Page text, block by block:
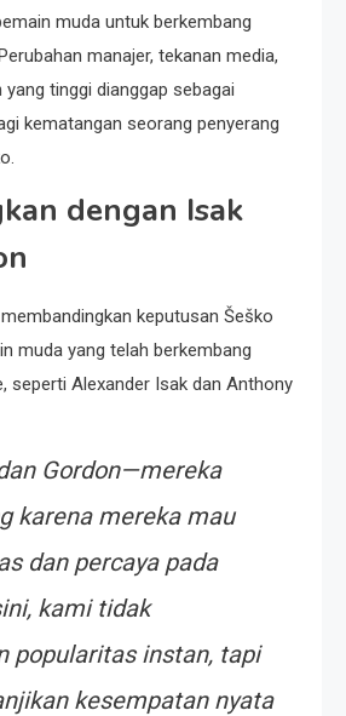
muda untuk berkembang
manajer, tekanan media,
tinggi dianggap sebagai
kematangan seorang penyerang
dengan Isak
keputusan Šeško
muda yang telah berkembang
seperti Alexander Isak dan Anthony
Gordon—mereka
karena mereka mau
dan percaya pada
kami tidak
popularitas instan, tapi
kesempatan nyata